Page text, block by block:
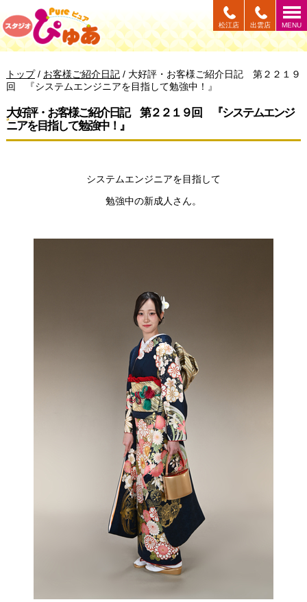
このページの本文へ
MENU
出雲店
松江店
現
在
位
置：
トップ/ お客様ご紹介日記/ 大好評・お客様ご紹介日記 第２２１９
回 『システムエンジニアを目指して勉強中！』
大好評・お客様ご紹介日記 第２２１９回 『システムエンジ
ニアを目指して勉強中！』
システムエンジニアを目指して
勉強中の新成人さん。